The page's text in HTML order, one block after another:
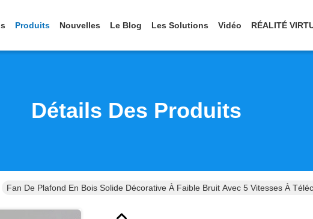
Produits Nouvelles Le Blog Les Solutions Vidéo RÉALITÉ
Détails Des Produits
Fan De Plafond En Bois Solide Décorative À Faible Bruit Avec 5 Vitesses À